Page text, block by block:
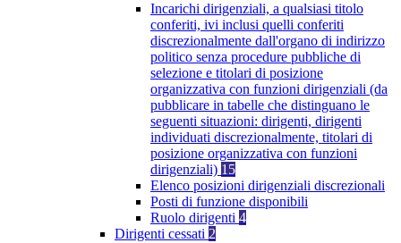
Incarichi dirigenziali, a qualsiasi titolo
conferiti, ivi inclusi quelli conferiti
discrezionalmente dall'organo di indirizzo
politico senza procedure pubbliche di
selezione e titolari di posizione
organizzativa con funzioni dirigenziali (da
pubblicare in tabelle che distinguano le
seguenti situazioni: dirigenti, dirigenti
individuati discrezionalmente, titolari di
posizione organizzativa con funzioni
dirigenziali) 15
Elenco posizioni dirigenziali discrezionali
Posti di funzione disponibili
Ruolo dirigenti 4
Dirigenti cessati 2